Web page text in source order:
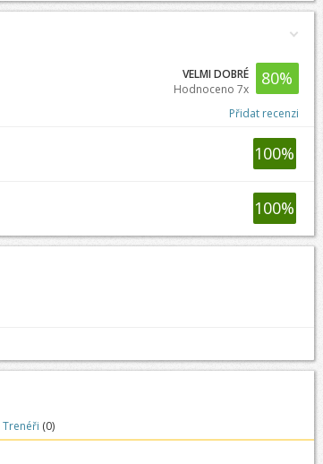
80%
VELMI DOBRÉ
Hodnoceno 7x
Přidat recenzi
100%
100%
Trenéři (0)